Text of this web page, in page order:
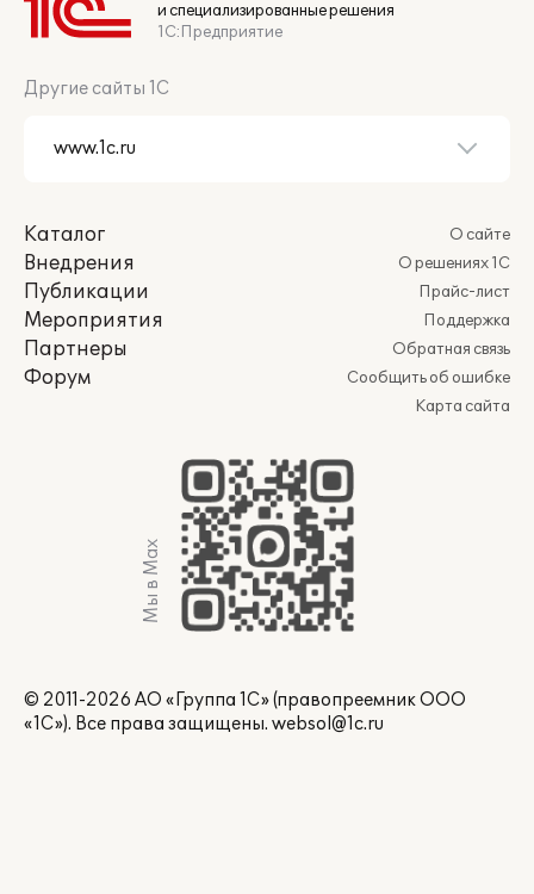
и специализированные решения
1С:Предприятие
Другие сайты 1С
Каталог
Внедрения
Публикации
Мероприятия
Партнеры
Форум
О сайте
О решениях 1С
Прайс-лист
Поддержка
Обратная связь
Сообщить об ошибке
Карта сайта
Мы в Max
© 2011-2026 АО «Группа 1С» (правопреемник ООО
«1С»). Все права защищены. websol@1c.ru